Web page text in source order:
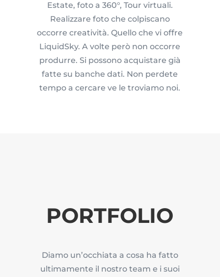
Estate, foto a 360°, Tour virtuali.
Realizzare foto che colpiscano
occorre creatività. Quello che vi offre
LiquidSky. A volte però non occorre
produrre. Si possono acquistare già
fatte su banche dati. Non perdete
tempo a cercare ve le troviamo noi.
PORTFOLIO
Diamo un’occhiata a cosa ha fatto
ultimamente il nostro team e i suoi